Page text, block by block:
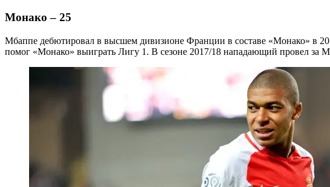
Монако – 25
Мбаппе дебютировал в высшем дивизионе Франции в составе «Монако» в
помог «Монако» выиграть Лигу 1. В сезоне 2017/18 нападающий провел за